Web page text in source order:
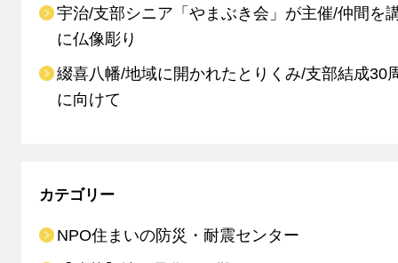
宇治/支部シニア「やまぶき会」が主催/仲間を
に仏像彫り
綴喜八幡/地域に開かれたとりくみ/支部結成30
に向けて
カテゴリー
NPO住まいの防災・耐震センター